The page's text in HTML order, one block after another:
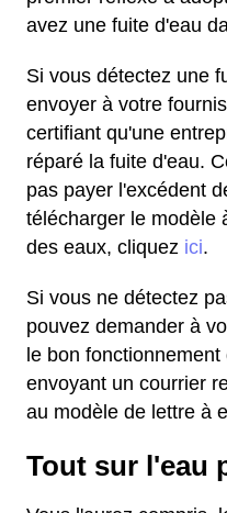
avez une fuite d'eau
Si vous détectez une
envoyer à votre
certifiant qu'une
réparé la fuite d'eau.
pas payer l'excédent
télécharger le modèle
des eaux, cliquez ici.
Si vous ne détectez
pouvez demander à
le bon
envoyant un courrier
au modèle de lettre à
Tout sur l'eau